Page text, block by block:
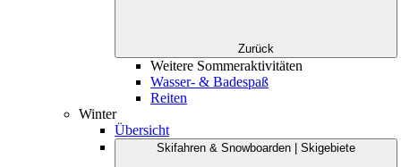
Zurück
Weitere Sommeraktivitäten
Wasser- & Badespaß
Reiten
Winter
Übersicht
Skifahren & Snowboarden | Skigebiete